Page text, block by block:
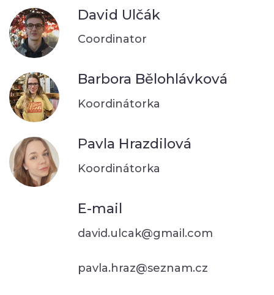
David Ulčák
Coordinator
Barbora Bělohlávková
Koordinátorka
Pavla Hrazdilová
Koordinátorka
E-mail
david.ulcak@gmail.com
pavla.hraz@seznam.cz